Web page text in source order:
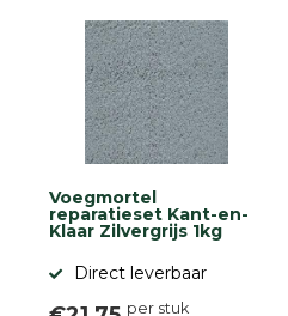
Voegmortel
reparatieset Kant-en-
Klaar Zilvergrijs 1kg
Direct leverbaar
per stuk